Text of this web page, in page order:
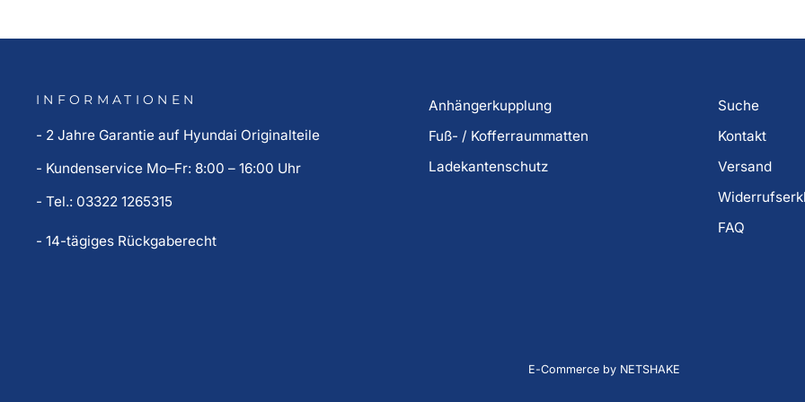
INFORMATIONEN
- 2 Jahre Garantie auf Hyundai Originalteile
- Kundenservice Mo–Fr: 8:00 – 16:00 Uhr
- Tel.: 03322 1265315
- 14-tägiges Rückgaberecht
Anhängerkupplung
Fuß- / Kofferraummatten
Ladekantenschutz
Suche
Kontakt
Versand
FAQ
E-Commerce by NETSHAKE